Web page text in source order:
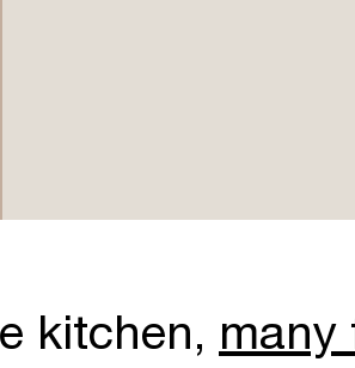
kitchen, many